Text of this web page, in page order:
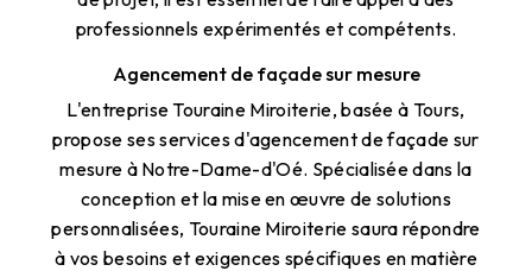
professionnels expérimentés et compétents.
Agencement de façade sur mesure
L'entreprise Touraine Miroiterie, basée à Tours,
propose ses services d'agencement de façade sur
mesure à Notre-Dame-d'Oé. Spécialisée dans la
conception et la mise en œuvre de solutions
personnalisées, Touraine Miroiterie saura répondre
à vos besoins et exigences spécifiques en matière